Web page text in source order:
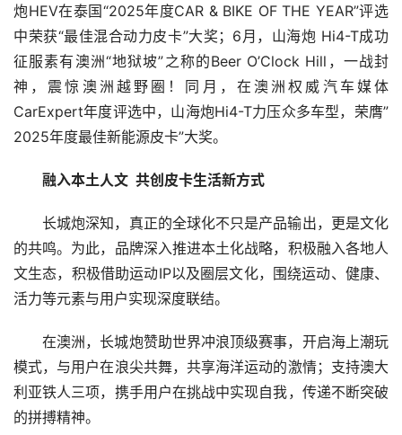
炮HEV在泰国“2025年度CAR & BIKE OF THE YEAR”评选
中荣获“最佳混合动力皮卡”大奖；6月，山海炮 Hi4-T成功
征服素有澳洲“地狱坡”之称的Beer O’Clock Hill，一战封
神，震惊澳洲越野圈！同月，在澳洲权威汽车媒体
CarExpert年度评选中，山海炮Hi4-T力压众多车型，荣膺”
2025年度最佳新能源皮卡”大奖。
融入本土人文 共创皮卡生活新方式
长城炮深知，真正的全球化不只是产品输出，更是文化
的共鸣。为此，品牌深入推进本土化战略，积极融入各地人
文生态，积极借助运动IP以及圈层文化，围绕运动、健康、
活力等元素与用户实现深度联结。
在澳洲，长城炮赞助世界冲浪顶级赛事，开启海上潮玩
模式，与用户在浪尖共舞，共享海洋运动的激情；支持澳大
利亚铁人三项，携手用户在挑战中实现自我，传递不断突破
的拼搏精神。